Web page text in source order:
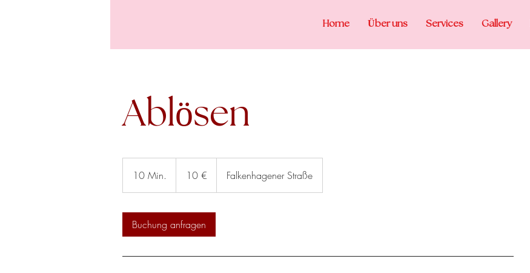
Home Über uns Services Gallery
Ablösen
10 Min.
0
n
10 € Falkenhagener Straße
Buchung anfragen